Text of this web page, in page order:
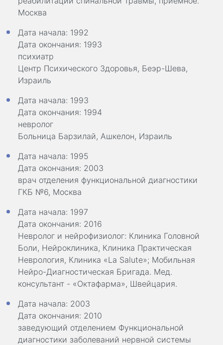
Москва
Дата начала: 1992
Дата окончания: 1993
психиатр
Центр Психического Здоровья, Беэр-Шева,
Израиль
Дата начала: 1993
Дата окончания: 1994
невролог
Больница Барзилай, Ашкелон, Израиль
Дата начала: 1995
Дата окончания: 2003
врач отделения функциональной диагностики
ГКБ №6, Москва
Дата начала: 1997
Дата окончания: 2016
Невролог и нейрофизиолог: Клиника Головной
Боли, Нейроклиника, Клиника Практическая
Неврология, Клиника «La Salute»; Мобильная
Нейро-Диагностическая Бригада. Мед.
консультант - «Октафарма», Швейцария.
Дата начала: 2003
Дата окончания: 2010
заведующий отделением Функциональной
диагностики заболеваний нервной системы